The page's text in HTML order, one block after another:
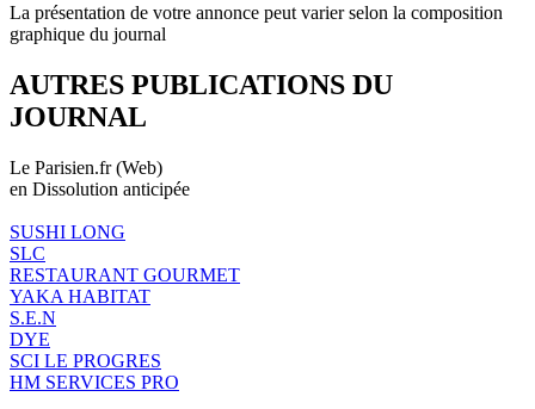
La présentation de votre annonce peut varier selon la composition
graphique du journal
AUTRES PUBLICATIONS DU
JOURNAL
Le Parisien.fr (Web)
en Dissolution anticipée
SUSHI LONG
SLC
RESTAURANT GOURMET
YAKA HABITAT
S.E.N
DYE
SCI LE PROGRES
HM SERVICES PRO